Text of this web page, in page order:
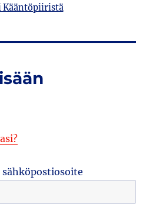
Kääntöpiiristä